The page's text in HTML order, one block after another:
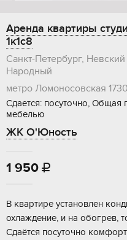
Аренда квартиры
1к1с8
Санкт-Петербург,
Народный
метро Ломоносовская
Сдается: посуточно,
мебелью
ЖК О'Юность
1 950 
В квартире установлен
охлаждение, и на обогрев,
Сдаётся посуточно